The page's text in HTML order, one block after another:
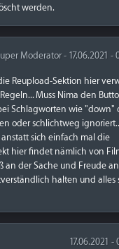
werden.
Moderator - 17.06.2021 -
Reupload-Sektion hier
Muss Nima den
Schlagworten wie "down"
oder schlichtweg
sich einfach mal die
hier findet nämlich von
an der Sache und Freude
halten und alles
17.06.2021 -